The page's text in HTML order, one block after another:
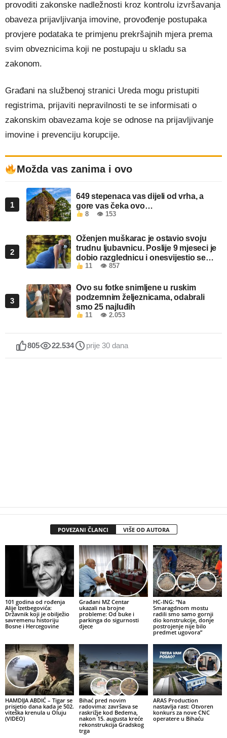
provoditi zakonske nadležnosti kroz kontrolu izvršavanja
obaveza prijavljivanja imovine, provođenje postupaka
provjere podataka te primjenu prekršajnih mjera prema
svim obveznicima koji ne postupaju u skladu sa
zakonom.
Građani na službenoj stranici Ureda mogu pristupiti
registrima, prijaviti nepravilnosti te se informisati o
zakonskim obavezama koje se odnose na prijavljivanje
imovine i prevenciju korupcije.
Možda vas zanima i ovo
1
649 stepenaca vas dijeli od vrha, a
gore vas čeka ovo…
8 👁 153
2
Oženjen muškarac je ostavio svoju
trudnu ljubavnicu. Poslije 9 mjeseci je
dobio razglednicu i onesvijestio se
kada je pročitao šta piše!
11 👁 857
3
Ovo su fotke snimljene u ruskim
podzemnim željeznicama, odabrali
smo 25 najluđih
11 👁 2.053
805 22.534 prije 30 dana
POVEZANI ČLANCI VIŠE OD AUTORA
101 godina od rođenja
Alije Izetbegovića:
Državnik koji je obilježio
savremenu historiju
Bosne i Hercegovine
Građani MZ Centar
ukazali na brojne
probleme: Od buke i
parkinga do sigurnosti
djece
HC-ING: “Na
Smaragdnom mostu
radili smo samo gornji
dio konstrukcije, donje
postrojenje nije bilo
predmet ugovora”
HAMDIJA ABDIĆ – Tigar se
prisjetio dana kada je 502.
viteška krenula u Oluju
(VIDEO)
Bihać pred novim
radovima: završava se
raskrižje kod Bedema,
nakon 15. augusta kreće
rekonstrukcija Gradskog
trga
ARAS Production
nastavlja rast: Otvoren
konkurs za nove CNC
operatere u Bihaću